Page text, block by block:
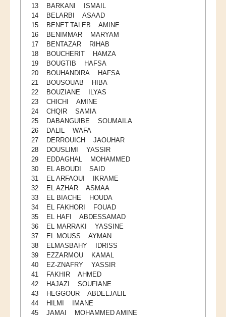
Les Equipes de Recherche
FORMATION DOCTORALE
Projets de Recherche
Publications
Publications par année
Publications indexées
Progression des Publications
Manifestations Scientifiques
Valorisation
Documents
Brevets d’inventions
Politique
Bourses de thèses
Appels à Projets
INTERNATIONAL
Accueil d'étudiants
Accueil de chercheurs
Financements
13 BARKANI ISMAIL
14 BELARBI ASAAD
15 BENET.TALEB AMINE
16 BENIMMAR MARYAM
17 BENTAZAR RIHAB
18 BOUCHERIT HAMZA
19 BOUGTIB HAFSA
20 BOUHANDIRA HAFSA
21 BOUSOUAB HIBA
22 BOUZIANE ILYAS
23 CHICHI AMINE
24 CHQIR SAMIA
25 DABANGUIBE SOUMAILA
26 DALIL WAFA
27 DERROUICH JAOUHAR
28 DOUSLIMI YASSIR
29 EDDAGHAL MOHAMMED
30 EL ABOUDI SAID
31 EL ARFAOUI IKRAME
32 EL AZHAR ASMAA
33 EL BIACHE HOUDA
34 EL FAKHORI FOUAD
35 EL HAFI ABDESSAMAD
36 EL MARRAKI YASSINE
37 EL MOUSS AYMAN
38 ELMASBAHY IDRISS
39 EZZARMOU KAMAL
40 EZ-ZNAFRY YASSIR
41 FAKHIR AHMED
42 HAJAZI SOUFIANE
43 HEGGOUR ABDELJALIL
44 HILMI IMANE
45 JAMAI MOHAMMED AMINE